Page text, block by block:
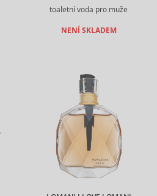
toaletní voda pro muže
NENÍ SKLADEM